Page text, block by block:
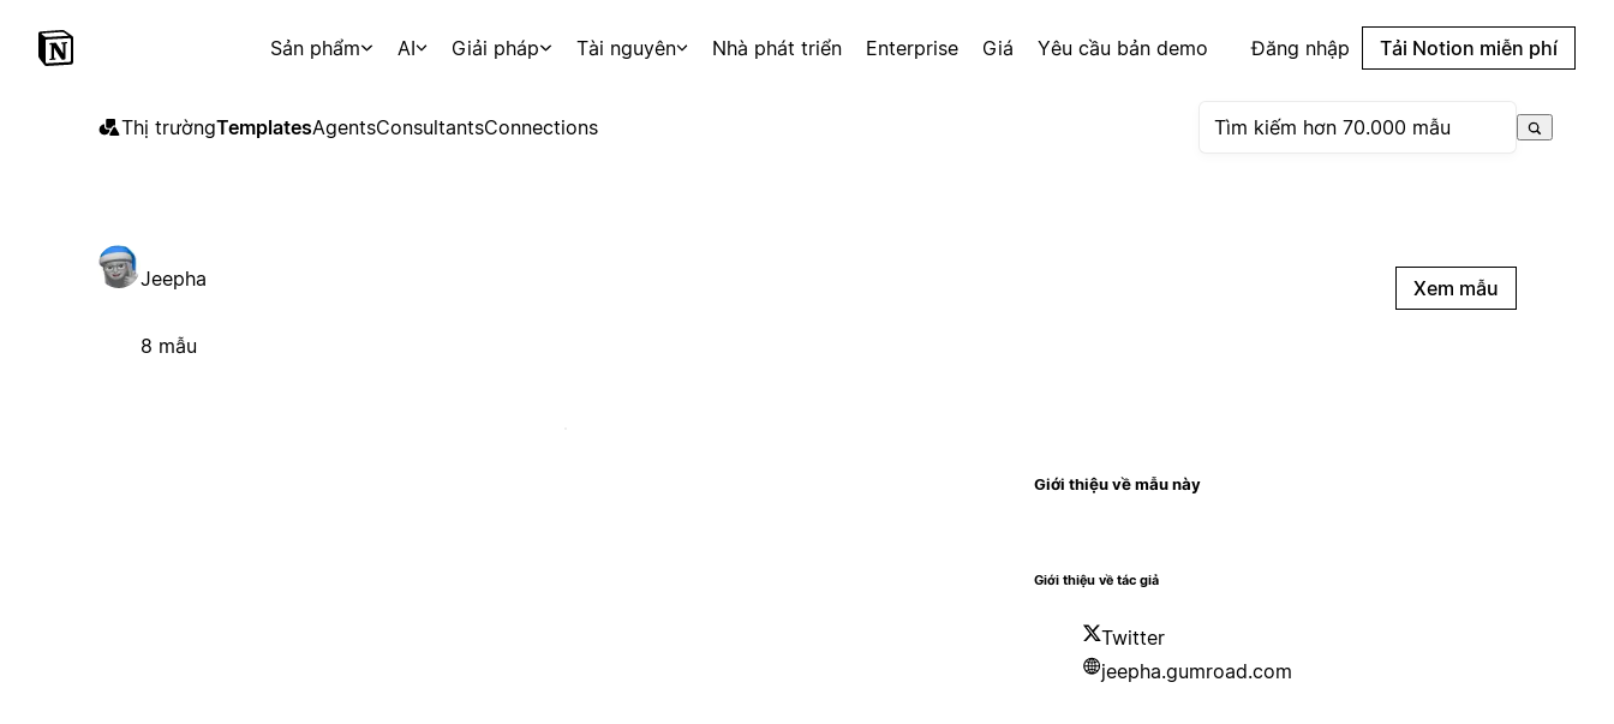
Sản phẩm AI Giải pháp Tài nguyên Nhà phát triển Enterprise Giá Yêu cầu bản demo Đăng nhập Tải Notion miễn phí
Thị trườngTemplatesAgentsConsultantsConnections
Jeepha
8 mẫu
Xem mẫu
Giới thiệu về mẫu này
Giới thiệu về tác giả
Twitter
jeepha.gumroad.com